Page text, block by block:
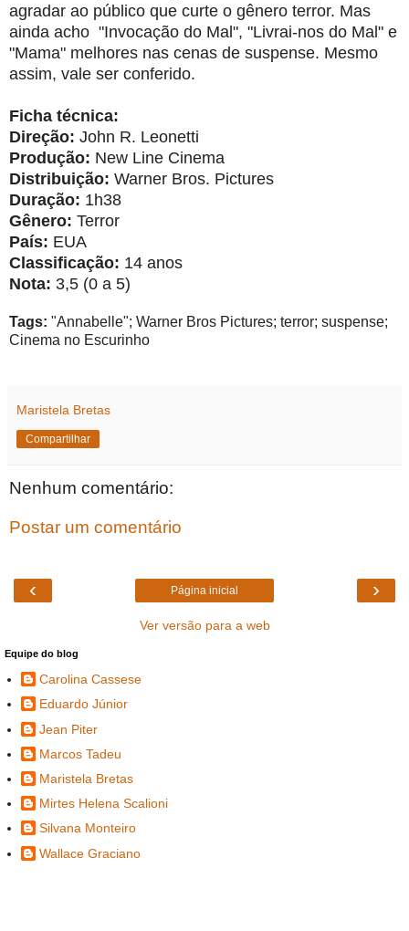
agradar ao público que curte o gênero terror. Mas
ainda acho "Invocação do Mal", "Livrai-nos do Mal" e
"Mama" melhores nas cenas de suspense. Mesmo
assim, vale ser conferido.
Ficha técnica:
Direção: John R. Leonetti
Produção: New Line Cinema
Distribuição: Warner Bros. Pictures
Duração: 1h38
Gênero: Terror
País: EUA
Classificação: 14 anos
Nota: 3,5 (0 a 5)
Tags: "Annabelle"; Warner Bros Pictures; terror; suspense;
Cinema no Escurinho
Maristela Bretas
Compartilhar
Nenhum comentário:
Postar um comentário
‹ ›
Página inicial
Ver versão para a web
Equipe do blog
Carolina Cassese
Eduardo Júnior
Jean Piter
Marcos Tadeu
Maristela Bretas
Mirtes Helena Scalioni
Silvana Monteiro
Wallace Graciano